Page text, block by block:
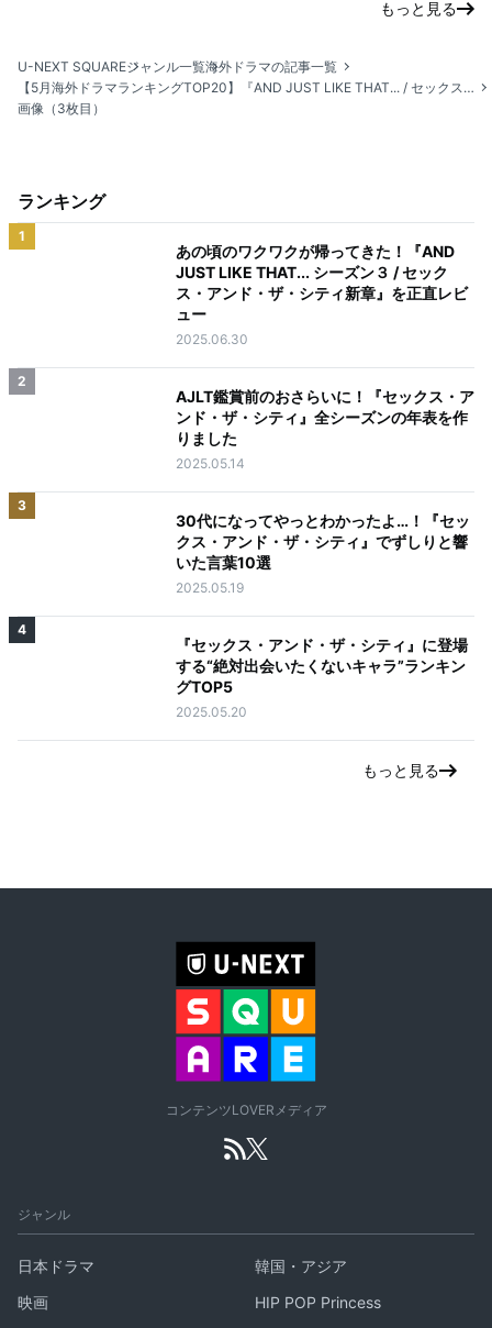
もっと見る
U-NEXT SQUAREジャンル一覧海外ドラマの記事一覧
【5月海外ドラマランキングTOP20】『AND JUST LIKE THAT... / セックス・アンド・ザ・シティ新章』新作リリースに合わせて関連作が上位に
画像（3枚目）
ランキング
1
あの頃のワクワクが帰ってきた！『AND
JUST LIKE THAT... シーズン３ / セック
ス・アンド・ザ・シティ新章』を正直レビ
ュー
2025.06.30
2
AJLT鑑賞前のおさらいに！『セックス・ア
ンド・ザ・シティ』全シーズンの年表を作
りました
2025.05.14
3
30代になってやっとわかったよ…！『セッ
クス・アンド・ザ・シティ』でずしりと響
いた言葉10選
2025.05.19
4
『セックス・アンド・ザ・シティ』に登場
する“絶対出会いたくないキャラ”ランキン
グTOP5
2025.05.20
もっと見る
コンテンツLOVERメディア
ジャンル
日本ドラマ
韓国・アジア
映画
HIP POP Princess